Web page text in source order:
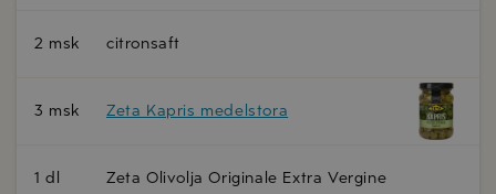
2 msk citronsaft
3 msk Zeta Kapris medelstora
1 dl Zeta Olivolja Originale Extra Vergine